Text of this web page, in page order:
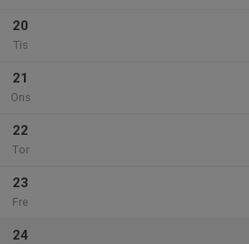
20
Tis
21
Ons
22
Tor
23
Fre
24